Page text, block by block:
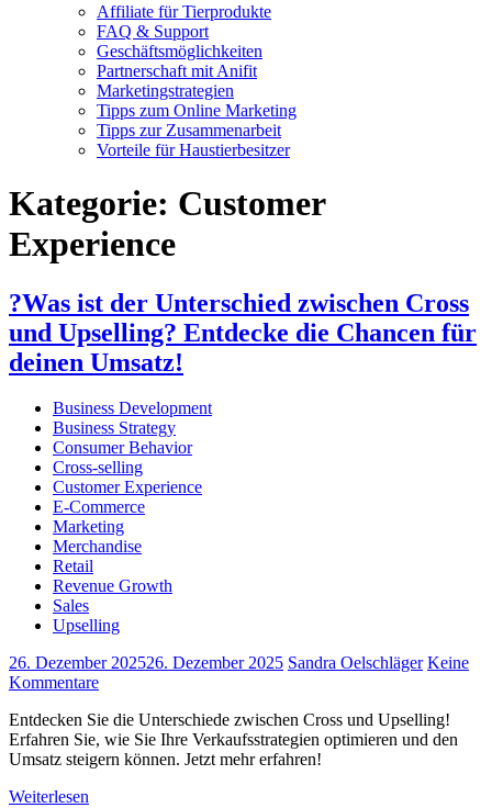
Affiliate für Tierprodukte
FAQ & Support
Geschäftsmöglichkeiten
Partnerschaft mit Anifit
Marketingstrategien
Tipps zum Online Marketing
Tipps zur Zusammenarbeit
Vorteile für Haustierbesitzer
Kategorie: Customer
Experience
?Was ist der Unterschied zwischen Cross
und Upselling? Entdecke die Chancen für
deinen Umsatz!
Business Development
Business Strategy
Consumer Behavior
Cross-selling
Customer Experience
E-Commerce
Marketing
Merchandise
Retail
Revenue Growth
Sales
Upselling
26. Dezember 202526. Dezember 2025 Sandra Oelschläger Keine
Kommentare
Entdecken Sie die Unterschiede zwischen Cross und Upselling!
Erfahren Sie, wie Sie Ihre Verkaufsstrategien optimieren und den
Umsatz steigern können. Jetzt mehr erfahren!
Weiterlesen